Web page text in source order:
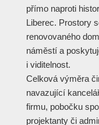
přímo naproti
Liberec. Prostory
renovovaného
náměstí a
i viditelnost.
Celková výměra
navazující
firmu, pobočku
projektanty či